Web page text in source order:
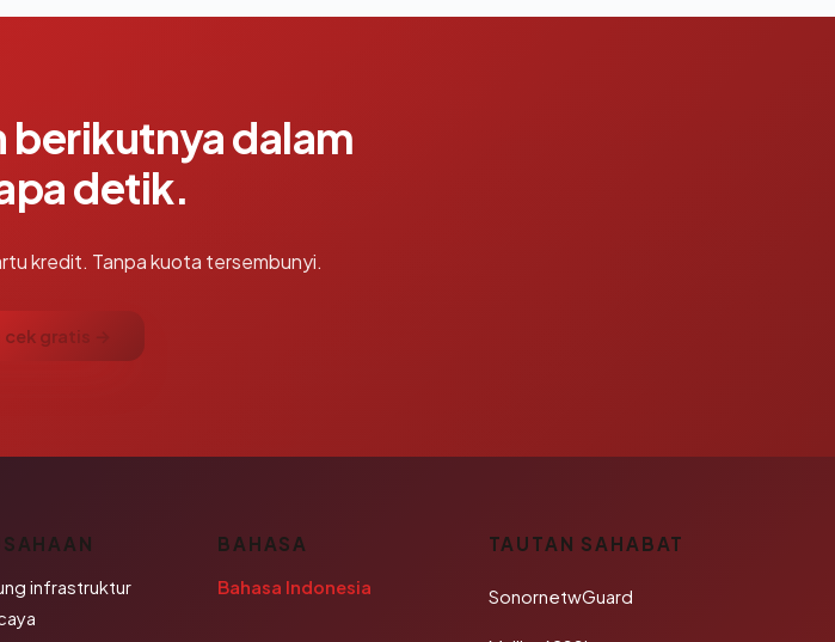
berikutnya dalam
detik.
kredit. Tanpa kuota tersembunyi.
cek gratis →
infrastruktur
BAHASA
Bahasa Indonesia
TAUTAN SAHABAT
SonornetwGuard